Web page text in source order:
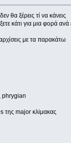
θα ξέρεις τί να κάνεις
κάτι για μια φορά
με τα παρακάτω
phrygian
της major κλiμακας